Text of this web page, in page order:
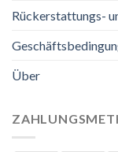
Rückerstattungs-
Über